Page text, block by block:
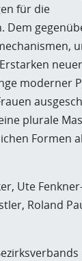
für die
Dem
moderner
plurale
Formen
Ute
Roland